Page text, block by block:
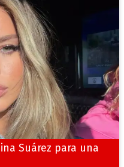
Suárez para una